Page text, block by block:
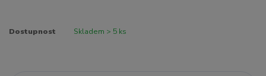
Dostupnost Skladem > 5 ks